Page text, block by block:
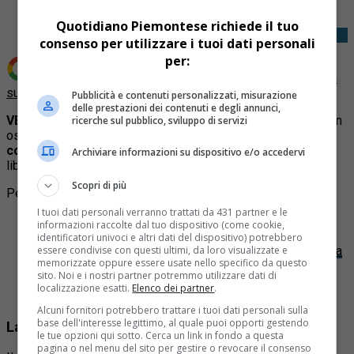
Fonte preferita
su Google
VENARIA REALE –Un operaio di 32 anni è stato ricoverato in
ospedale con ferite profonde, mentre
compresa tra i 13 e i 17 annisono stati denunciati a piede
libero per lesioni e violenza in concorso.
Per approfondire:
Articolo: Perde il controllo dell’auto e finisce contro un
muro: donna di 65 anni morta sul colpo a Venaria
Articolo: Le immagini spettacolari dei ciliegi in fiore alla
Reggia di Venaria by night
Articolo: Una lite in strada finisce nel sangue: arrestato
37enne a Torino per tentato omicidio
La versione dei ragazzi: «Ci ha aggrediti lui»
Quotidiano Piemontese richiede il tuo
consenso per utilizzare i tuoi dati personali
per:
Pubblicità e contenuti personalizzati, misurazione
delle prestazioni dei contenuti e degli annunci,
ricerche sul pubblico, sviluppo di servizi
Archiviare informazioni su dispositivo e/o accedervi
Scopri di più
I tuoi dati personali verranno trattati da 431 partner e le
informazioni raccolte dal tuo dispositivo (come cookie,
identificatori univoci e altri dati del dispositivo) potrebbero
essere condivise con questi ultimi, da loro visualizzate e
memorizzate oppure essere usate nello specifico da questo
sito. Noi e i nostri partner potremmo utilizzare dati di
localizzazione esatti. Elenco dei partner.
Alcuni fornitori potrebbero trattare i tuoi dati personali sulla
base dell'interesse legittimo, al quale puoi opporti gestendo
le tue opzioni qui sotto. Cerca un link in fondo a questa
pagina o nel menu del sito per gestire o revocare il consenso